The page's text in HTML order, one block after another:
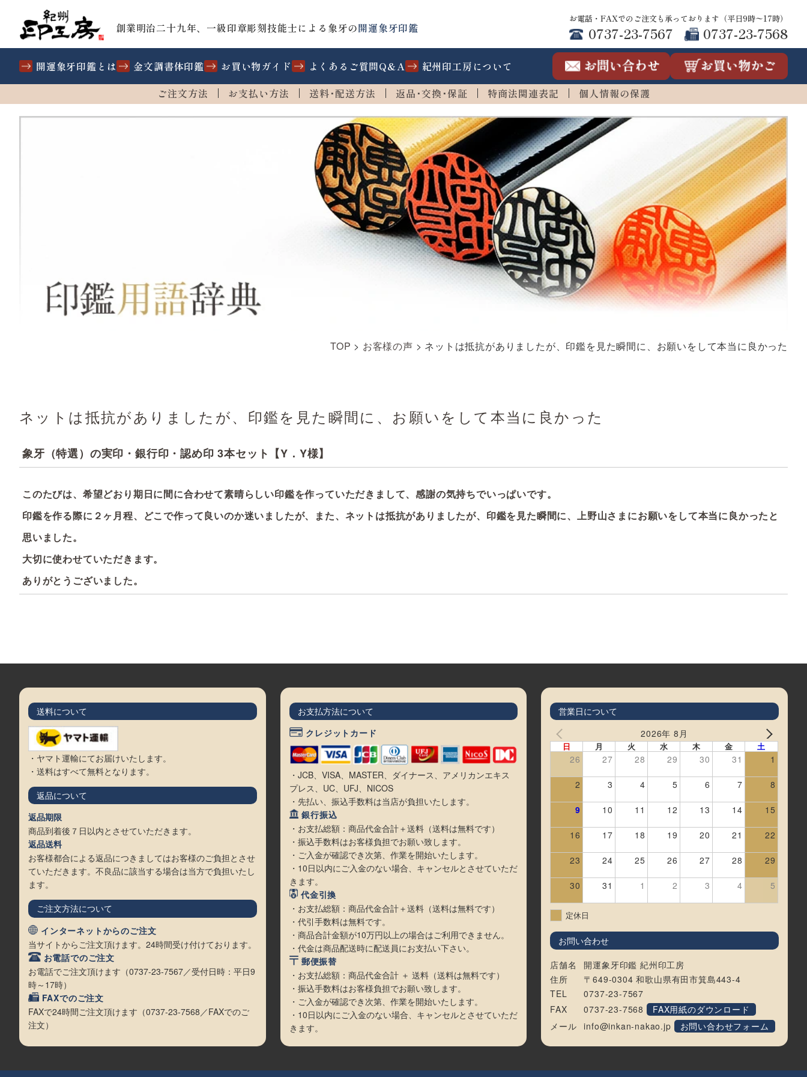
創業明治二十九年、一級印章彫刻技能士による象牙の開運象牙印鑑
お電話・FAXでのご注文も承っております（平日9時〜17時）
0737-23-7567 0737-23-7568
開運象牙印鑑とは 金文調書体印鑑 お買い物ガイド よくあるご質問Q&A
紀州印工房について
ご注文方法
お支払い方法 送料･配送方法 返品･交換･保証 特商法関連表記 個人情報の保護
TOP > お客様の声 > ネットは抵抗がありましたが、印鑑を見た瞬間に、お願いをして本当に良かった
ネットは抵抗がありましたが、印鑑を見た瞬間に、お願いをして本当に良かった
象牙（特選）の実印・銀行印・認め印 3本セット【Y．Y様】
このたびは、希望どおり期日に間に合わせて素晴らしい印鑑を作っていただきまして、感謝の気持ちでいっぱいです。
印鑑を作る際に２ヶ月程、どこで作って良いのか迷いましたが、
また、ネットは抵抗がありましたが、印鑑を見た瞬間に、上野山さまにお願いをして本当に良かったと
思いました。
大切に使わせていただきます。
ありがとうございました。
送料について
・ヤマト運輸にてお届けいたします。
・送料はすべて無料となります。
返品について
返品期限
商品到着後７日以内とさせていただきます。
返品送料
お客様都合による返品につきましてはお客様のご負担とさせ
ていただきます。不良品に該当する場合は当方で負担いたし
ます。
ご注文方法について
インターネットからのご注文
当サイトからご注文頂けます。24時間受け付けております。
お電話でのご注文
お電話でご注文頂けます（0737-23-7567／受付日時：平日9
時～17時）
FAXでのご注文
FAXで24時間ご注文頂けます（0737-23-7568／FAXでのご
注文）
お支払方法について
クレジットカード
・JCB、VISA、MASTER、ダイナース、アメリカンエキス
プレス、UC、UFJ、NICOS
・先払い、振込手数料は当店が負担いたします。
銀行振込
・お支払総額：商品代金合計＋送料（送料は無料です）
・振込手数料はお客様負担でお願い致します。
・ご入金が確認でき次第、作業を開始いたします。
・10日以内にご入金のない場合、キャンセルとさせていただ
きます。
代金引換
・お支払総額：商品代金合計＋送料（送料は無料です）
・代引手数料は無料です。
・商品合計金額が10万円以上の場合はご利用できません。
・代金は商品配送時に配送員にお支払い下さい。
郵便振替
・お支払総額：商品代金合計 ＋ 送料（送料は無料です）
・振込手数料はお客様負担でお願い致します。
・ご入金が確認でき次第、作業を開始いたします。
・10日以内にご入金のない場合、キャンセルとさせていただ
きます。
営業日について
2026年 8月
日 月 火 水 木 金 土
26 27 28 29 30 31 1
2 3 4 5 6 7 8
9 10 11 12 13 14 15
16 17 18 19 20 21 22
23 24 25 26 27 28 29
30 31 1 2 3 4 5
定休日
お問い合わせ
店舗名
開運象牙印鑑 紀州印工房
住所
〒649-0304 和歌山県有田市箕島443-4
TEL
0737-23-7567
FAX
0737-23-7568
FAX用紙のダウンロード
メール
info@inkan-nakao.jp お問い合わせフォーム